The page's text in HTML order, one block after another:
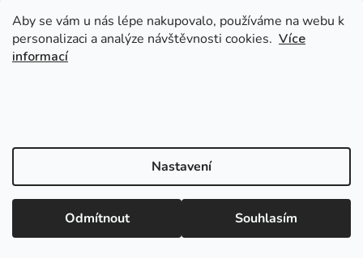
Aby se vám u nás lépe nakupovalo, používáme na webu k
personalizaci a analýze návštěvnosti cookies. Více
informací
Nastavení
Odmítnout Souhlasím